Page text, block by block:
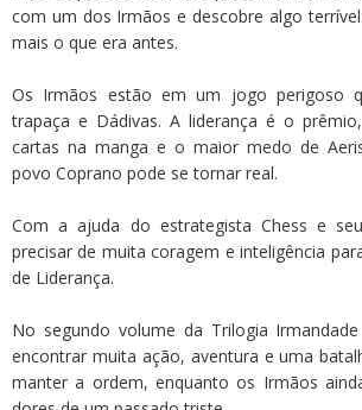
com um dos Irmãos e descobre algo
mais o que era antes.
Os Irmãos estão em um jogo perigoso
trapaça e Dádivas. A liderança é o
cartas na manga e o maior medo de
povo Coprano pode se tornar real.
Com a ajuda do estrategista Chess e
precisar de muita coragem e inteligência
de Liderança.
No segundo volume da Trilogia
encontrar muita ação, aventura e uma
manter a ordem, enquanto os Irmãos